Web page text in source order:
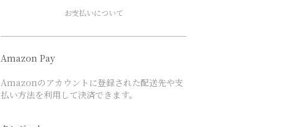
お支払いについて
Amazon Pay
Amazonのアカウントに登録された配送先や支
払い方法を利用して決済できます。